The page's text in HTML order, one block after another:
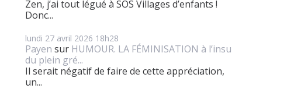
Zen, j’ai tout légué à SOS Villages d’enfants !
Donc...
lundi 27 avril 2026 18h28
Payen sur HUMOUR. LA FÉMINISATION à l’insu
du plein gré...
Il serait négatif de faire de cette appréciation,
un...